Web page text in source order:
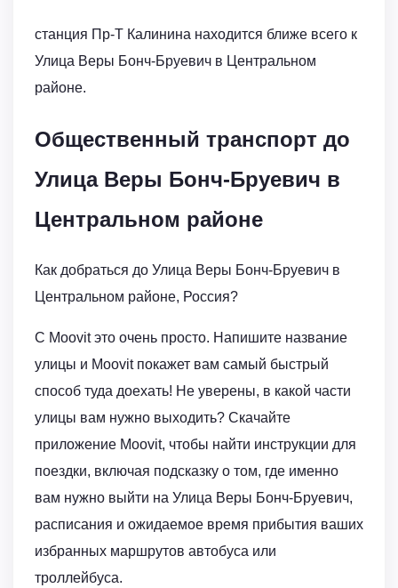
станция Пр-Т Калинина находится ближе всего к
Улица Веры Бонч-Бруевич в Центральном
районе.
Общественный транспорт до
Улица Веры Бонч-Бруевич в
Центральном районе
Как добраться до Улица Веры Бонч-Бруевич в
Центральном районе, Россия?
С Moovit это очень просто. Напишите название
улицы и Moovit покажет вам самый быстрый
способ туда доехать! Не уверены, в какой части
улицы вам нужно выходить? Скачайте
приложение Moovit, чтобы найти инструкции для
поездки, включая подсказку о том, где именно
вам нужно выйти на Улица Веры Бонч-Бруевич,
расписания и ожидаемое время прибытия ваших
избранных маршрутов автобуса или
троллейбуса.